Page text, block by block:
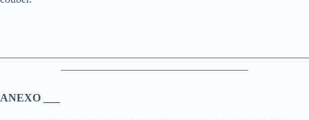
————————————————————————————
—————————————————
ANEXO ___